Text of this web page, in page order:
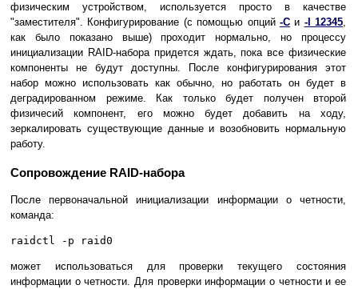
физическим устройством, используется просто в качестве
"заместителя". Конфигурирование (с помощью опций -Cи -I 12345,
как было показано выше) проходит нормально, но процессу
инициализации RAID-набора придется ждать, пока все физические
компоненты не будут доступны. После конфигурирования этот
набор можно использовать как обычно, но работать он будет в
деградированном режиме. Как только будет получен второй
физичесий компонент, его можно будет добавить на ходу,
зеркалировать существующие данные и возобновить нормальную
работу.
Сопровождение RAID-набора
После первоначальной инициализации информации о четности,
команда:
raidctl -p raid0
может использоваться для проверки текущего состояния
информации о четности. Для проверки информации о четности и ее